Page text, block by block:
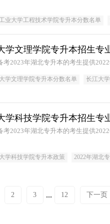
业大学工程技术学院专升本分数名单
学文理学院专升本招生专
考2023年湖北专升本的考生提供
学文理学院专升本分数名单 长江大
学科技学院专升本招生专
考2023年湖北专升本的考生提供
学科技学院专升本政策 2022年湖北
2 3 ... 12 下一页